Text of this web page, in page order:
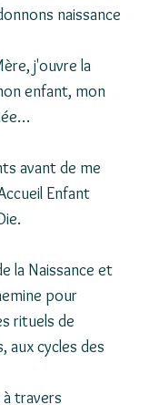
naissance
j'ouvre la
enfant, mon
avant de me
Enfant
la Naissance et
pour
rituels de
aux cycles des
travers